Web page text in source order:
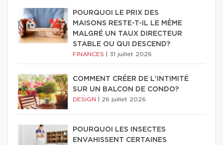
POURQUOI LE PRIX DES
MAISONS RESTE-T-IL LE MÊME
MALGRÉ UN TAUX DIRECTEUR
STABLE OU QUI DESCEND?
FINANCES 31 juillet 2026
COMMENT CRÉER DE L'INTIMITÉ
SUR UN BALCON DE CONDO?
DESIGN 26 juillet 2026
POURQUOI LES INSECTES
ENVAHISSENT CERTAINES